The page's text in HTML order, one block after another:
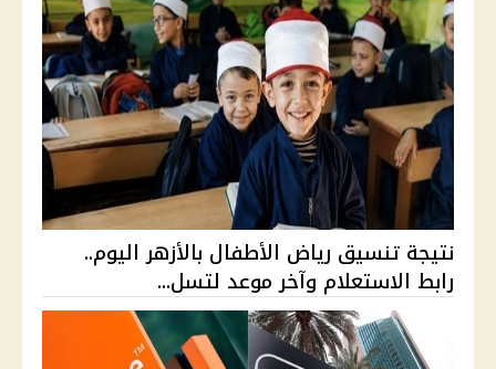
نتيجة تنسيق رياض الأطفال بالأزهر اليوم..
رابط الاستعلام وآخر موعد لتسل...